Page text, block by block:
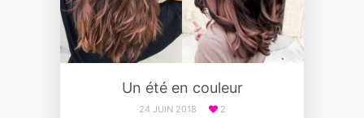
Un été en couleur
24 JUIN 2018 2